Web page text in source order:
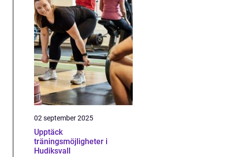
02 september 2025
Upptäck
träningsmöjligheter i
Hudiksvall